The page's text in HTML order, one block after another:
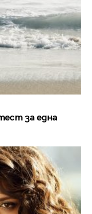
за една